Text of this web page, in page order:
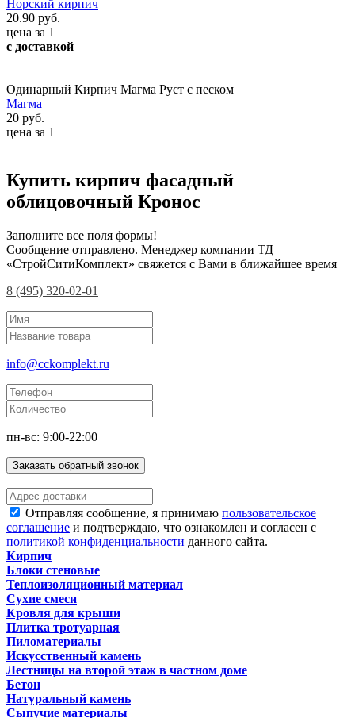
Норский кирпич
20.90 руб.
цена за 1
с доставкой
Одинарный Кирпич Магма Руст с песком
Магма
20 руб.
цена за 1
Купить кирпич фасадный
облицовочный Кронос
Заполните все поля формы!
Сообщение отправлено. Менеджер компании ТД
«СтройСитиКомплект» свяжется с Вами в ближайшее время
8 (495) 320-02-01
info@cckomplekt.ru
пн-вс: 9:00-22:00
Заказать обратный звонок
Отправляя сообщение, я принимаю пользовательское
соглашение и подтверждаю, что ознакомлен и согласен с
политикой конфиденциальности данного сайта.
Кирпич
Блоки стеновые
Теплоизоляционный материал
Сухие смеси
Кровля для крыши
Плитка тротуарная
Пиломатериалы
Искусственный камень
Лестницы на второй этаж в частном доме
Бетон
Натуральный камень
Сыпучие материалы